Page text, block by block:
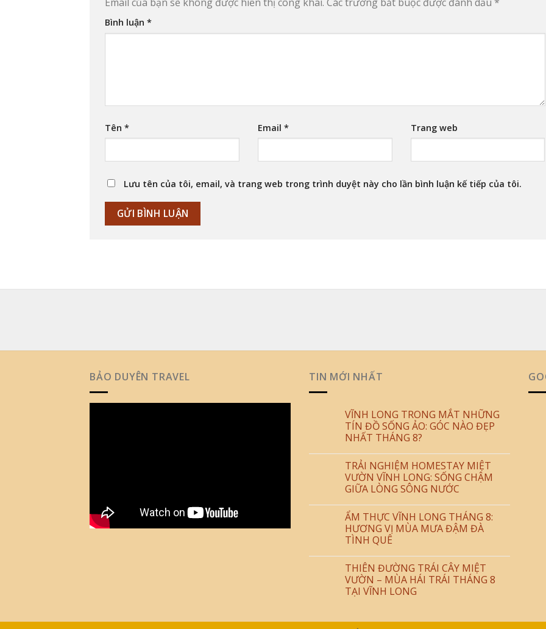
Email của bạn sẽ không được hiển thị công khai. Các trường bắt buộc được đánh dấu *
Bình luận *
Tên * Email * Trang web
Lưu tên của tôi, email, và trang web trong trình duyệt này cho lần bình luận kế tiếp của tôi.
BẢO DUYÊN TRAVEL TIN MỚI NHẤT
VĨNH LONG TRONG MẮT NHỮNG
TÍN ĐỒ SỐNG ẢO: GÓC NÀO ĐẸP
NHẤT THÁNG 8?
TRẢI NGHIỆM HOMESTAY MIỆT
VƯỜN VĨNH LONG: SỐNG CHẬM
GIỮA LÒNG SÔNG NƯỚC
ẨM THỰC VĨNH LONG THÁNG 8:
HƯƠNG VỊ MÙA MƯA ĐẬM ĐÀ
TÌNH QUÊ
THIÊN ĐƯỜNG TRÁI CÂY MIỆT
VƯỜN – MÙA HÁI TRÁI THÁNG 8
TẠI VĨNH LONG